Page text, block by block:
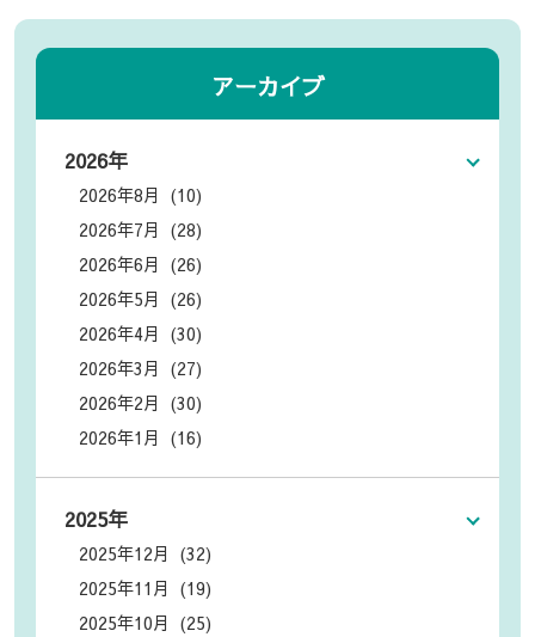
アーカイブ
2026年
2026年8月 (10)
2026年7月 (28)
2026年6月 (26)
2026年5月 (26)
2026年4月 (30)
2026年3月 (27)
2026年2月 (30)
2026年1月 (16)
2025年
2025年12月 (32)
2025年11月 (19)
2025年10月 (25)